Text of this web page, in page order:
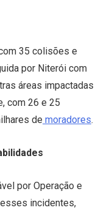
35 colisões e
por Niterói com
áreas impactadas
com 26 e 25
de moradores.
por Operação e
incidentes,